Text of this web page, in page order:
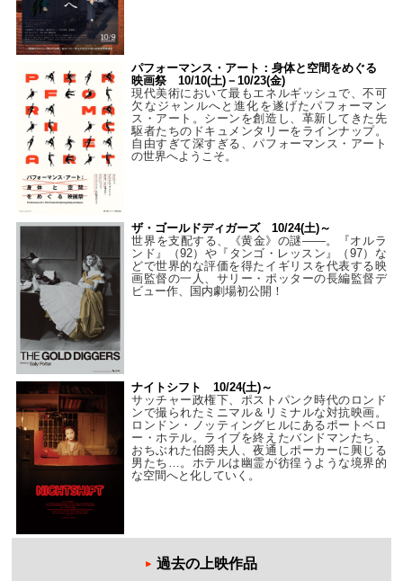
パフォーマンス・アート：身体と空間をめぐる
映画祭 10/10(土)－10/23(金)
現代美術において最もエネルギッシュで、不可
欠なジャンルへと進化を遂げたパフォーマン
ス・アート。シーンを創造し、革新してきた先
駆者たちのドキュメンタリーをラインナップ。
自由すぎて深すぎる、パフォーマンス・アート
の世界へようこそ。
ザ・ゴールドディガーズ 10/24(土)～
世界を支配する、《黄金》の謎――。『オルラ
ンド』（92）や『タンゴ・レッスン』（97）な
どで世界的な評価を得たイギリスを代表する映
画監督の一人、サリー・ポッターの長編監督デ
ビュー作、国内劇場初公開！
ナイトシフト 10/24(土)～
サッチャー政権下、ポストパンク時代のロンド
ンで撮られたミニマル＆リミナルな対抗映画。
ロンドン・ノッティングヒルにあるポートベロ
ー・ホテル。ライブを終えたバンドマンたち、
おちぶれた伯爵夫人、夜通しポーカーに興じる
男たち…。ホテルは幽霊が彷徨うような境界的
な空間へと化していく。
過去の上映作品